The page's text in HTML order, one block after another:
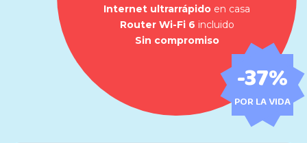
Internet ultrarrápido en casa
Router Wi-Fi 6 incluido
Sin compromiso
-37%
POR LA VIDA